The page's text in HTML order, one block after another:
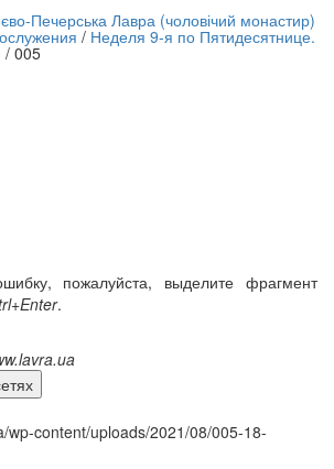
Печерська Лавра (чоловічий монастир)
/ Неделя 9-я по Пятидесятнице.
/ 005
пожалуйста, выделите фрагмент
.
wp-content/uploads/2021/08/005-18-